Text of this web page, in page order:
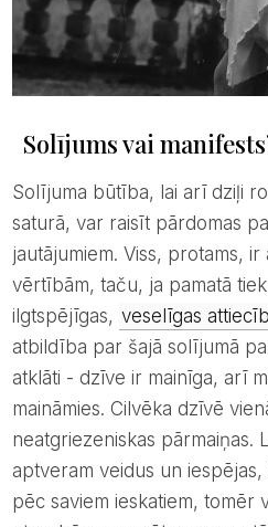
Solījums vai
Solījuma būtība, lai arī dziļi romantiska, iedziļinoties tā
saturā, var raisīt pārdomas
jautājumiem. Viss, protams,
vērtībām, taču, ja pamatā
ilgtspējīgas, veselīgas
atbildība par šajā solījumā
atklāti - dzīve ir mainīga, arī
maināmies. Cilvēka dzīvē
neatgriezeniskas pārmaiņas.
aptveram veidus un
pēc saviem ieskatiem, tomēr